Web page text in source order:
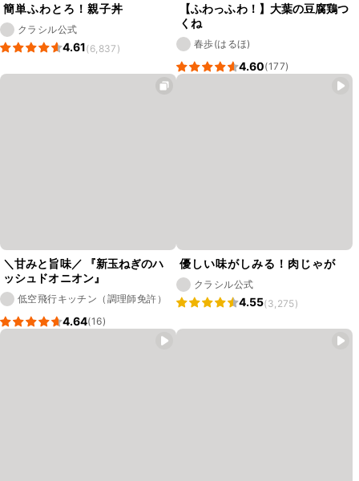
簡単ふわとろ！親子丼
クラシル公式
4.61(6,837)
【ふわっふわ！】大葉の豆腐鶏つ
くね
春歩(はるほ)
4.60(177)
＼甘みと旨味／ 『新玉ねぎのハ
ッシュドオニオン』
低空飛行キッチン（調理師免許）
4.64(16)
優しい味がしみる！肉じゃが
クラシル公式
4.55(3,275)